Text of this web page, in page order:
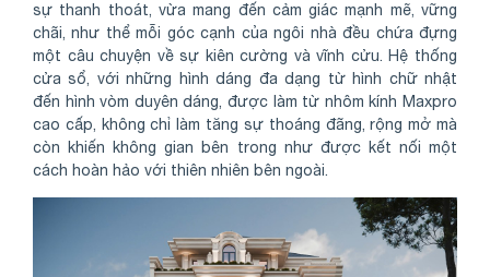
sự thanh thoát, vừa mang đến cảm giác mạnh mẽ, vững
chãi, như thể mỗi góc cạnh của ngôi nhà đều chứa đựng
một câu chuyện về sự kiên cường và vĩnh cửu. Hệ thống
cửa sổ, với những hình dáng đa dạng từ hình chữ nhật
đến hình vòm duyên dáng, được làm từ nhôm kính Maxpro
cao cấp, không chỉ làm tăng sự thoáng đãng, rộng mở mà
còn khiến không gian bên trong như được kết nối một
cách hoàn hảo với thiên nhiên bên ngoài.